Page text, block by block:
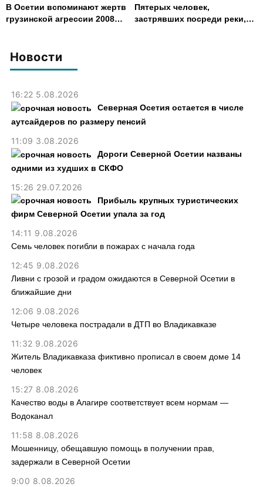
Новости
16:22 5.08.2026
Северная Осетия остается в числе
аутсайдеров по размеру пенсий
11:09 3.08.2026
Дороги Северной Осетии названы
одними из худших в СКФО
15:26 29.07.2026
Прибыль крупных туристических
фирм Северной Осетии упала за год
14:11 9.08.2026
Семь человек погибли в пожарах с начала года
12:45 9.08.2026
Ливни с грозой и градом ожидаются в Северной Осетии в
ближайшие дни
12:06 9.08.2026
Четыре человека пострадали в ДТП во Владикавказе
11:32 9.08.2026
Житель Владикавказа фиктивно прописал в своем доме 14
человек
15:27 8.08.2026
Качество воды в Алагире соответствует всем нормам —
Водоканал
11:58 8.08.2026
Мошенницу, обещавшую помощь в получении прав,
задержали в Северной Осетии
9:00 8.08.2026
В Осетии вспоминают жертв
грузинской агрессии 2008
Пятерых человек,
застрявших посреди реки,